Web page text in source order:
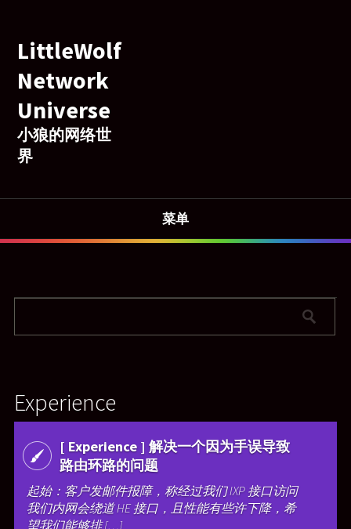
LittleWolf
Network
Universe
小狼的网络世
界
菜单
Experience
[ Experience ] 解决一个因为手误导致
路由环路的问题
起始：客户发邮件报障，称经过我们 IXP 接口访问
我们内网会绕道 HE 接口，且性能有些许下降，希
望我们能够排 […]